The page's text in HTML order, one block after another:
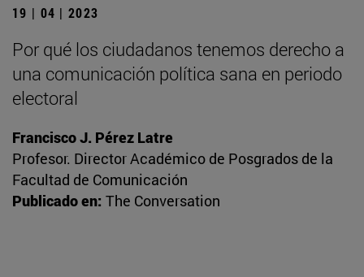
19 | 04 | 2023
Por qué los ciudadanos tenemos derecho a
una comunicación política sana en periodo
electoral
Francisco J. Pérez Latre
Profesor. Director Académico de Posgrados de la
Facultad de Comunicación
Publicado en: The Conversation